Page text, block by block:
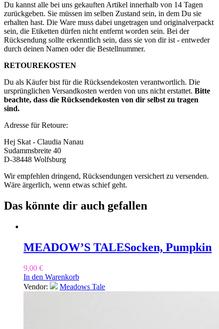
Du kannst alle bei uns gekauften Artikel innerhalb von 14 Tagen
zurückgeben. Sie müssen im selben Zustand sein, in dem Du sie
erhalten hast. Die Ware muss dabei ungetragen und originalverpackt
sein, die Etiketten dürfen nicht entfernt worden sein. Bei der
Rücksendung sollte erkenntlich sein, dass sie von dir ist - entweder
durch deinen Namen oder die Bestellnummer.
RETOUREKOSTEN
Du als Käufer bist für die Rücksendekosten verantwortlich. Die
ursprünglichen Versandkosten werden von uns nicht erstattet. Bitte
beachte, dass die Rücksendekosten von dir selbst zu tragen
sind.
Adresse für Retoure:
Hej Skat - Claudia Nanau
Sudammsbreite 40
D-38448 Wolfsburg
Wir empfehlen dringend, Rücksendungen versichert zu versenden.
Wäre ärgerlich, wenn etwas schief geht.
Das könnte dir auch gefallen
MEADOW’S TALESocken, Pumpkin
9,00 €
In den Warenkorb
Vendor:
Meadows Tale